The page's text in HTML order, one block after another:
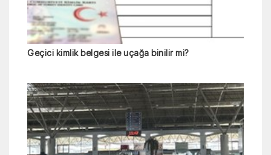
Geçici kimlik belgesi ile uçağa binilir mi?